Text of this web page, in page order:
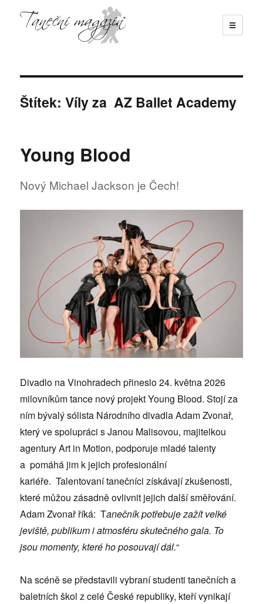
☰
Štítek:Víly za AZ Ballet Academy
Young Blood
Nový Michael Jackson je Čech!
Divadlo na Vinohradech přineslo 24. května 2026
milovníkům tance nový projekt Young Blood. Stojí za
ním bývalý sólista Národního divadla Adam Zvonař,
který ve spolupráci s Janou Malisovou, majitelkou
agentury Art in Motion, podporuje mladé talenty
a pomáhá jim k jejich profesionální
kariéře. Talentovaní tanečníci získávají zkušenosti,
které můžou zásadně ovlivnit jejich další směřování.
Adam Zvonař říká: Tanečník potřebuje zažít velké
jeviště, publikum i atmosféru skutečného gala. To
jsou momenty, které ho posouvají dál.“
Na scéně se představili vybraní studenti tanečních a
baletních škol z celé České republiky, kteří vynikají